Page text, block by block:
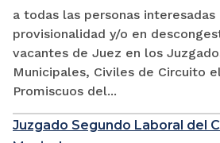
a todas las personas interesadas
provisionalidad y/o en
vacantes de Juez en los
Municipales, Civiles de Circuito
Promiscuos del...
Juzgado Segundo Laboral del